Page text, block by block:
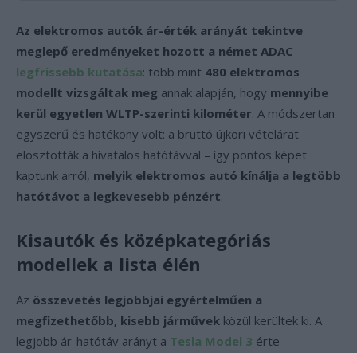
Az elektromos autók ár-érték arányát tekintve
meglepő eredményeket hozott a német ADAC
legfrissebb kutatása: több mint 480 elektromos
modellt vizsgáltak meg annak alapján, hogy mennyibe
kerül egyetlen WLTP-szerinti kilométer. A módszertan
egyszerű és hatékony volt: a bruttó újkori vételárat
elosztották a hivatalos hatótávval – így pontos képet
kaptunk arról, melyik elektromos autó kínálja a legtöbb
hatótávot a legkevesebb pénzért.
Kisautók és középkategóriás
modellek a lista élén
Az összevetés legjobbjai egyértelműen a
megfizethetőbb, kisebb járművek közül kerültek ki. A
legjobb ár-hatótáv arányt a Tesla Model 3 érte